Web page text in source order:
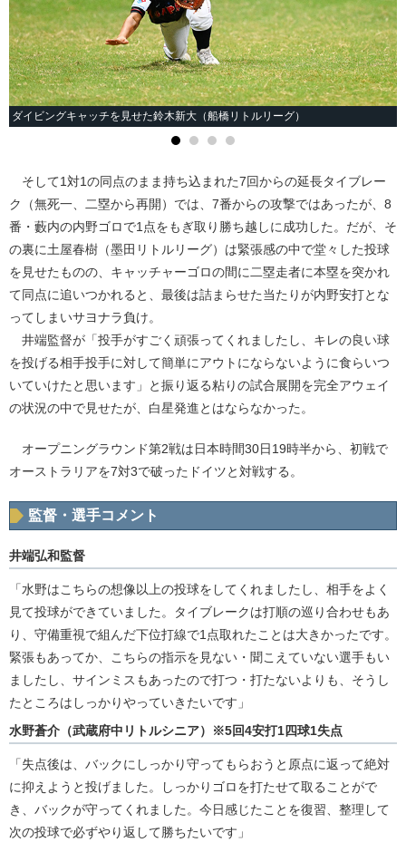
ダイビングキャッチを見せた鈴木新大（船橋リトルリーグ）
そして1対1の同点のまま持ち込まれた7回からの延長タイブレー
ク（無死一、二塁から再開）では、7番からの攻撃ではあったが、8
番・藪内の内野ゴロで1点をもぎ取り勝ち越しに成功した。だが、そ
の裏に土屋春樹（墨田リトルリーグ）は緊張感の中で堂々した投球
を見せたものの、キャッチャーゴロの間に二塁走者に本塁を突かれ
て同点に追いつかれると、最後は詰まらせた当たりが内野安打とな
ってしまいサヨナラ負け。
井端監督が「投手がすごく頑張ってくれましたし、キレの良い球
を投げる相手投手に対して簡単にアウトにならないように食らいつ
いていけたと思います」と振り返る粘りの試合展開を完全アウェイ
の状況の中で見せたが、白星発進とはならなかった。
オープニングラウンド第2戦は日本時間30日19時半から、初戦で
オーストラリアを7対3で破ったドイツと対戦する。
監督・選手コメント
井端弘和監督
「水野はこちらの想像以上の投球をしてくれましたし、相手をよく
見て投球ができていました。タイブレークは打順の巡り合わせもあ
り、守備重視で組んだ下位打線で1点取れたことは大きかったです。
緊張もあってか、こちらの指示を見ない・聞こえていない選手もい
ましたし、サインミスもあったので打つ・打たないよりも、そうし
たところはしっかりやっていきたいです」
水野蒼介（武蔵府中リトルシニア）※5回4安打1四球1失点
「失点後は、バックにしっかり守ってもらおうと原点に返って絶対
に抑えようと投げました。しっかりゴロを打たせて取ることがで
き、バックが守ってくれました。今日感じたことを復習、整理して
次の投球で必ずやり返して勝ちたいです」